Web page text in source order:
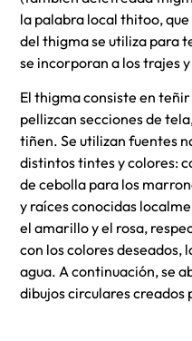
la palabra local thitoo,
del thigma se utiliza para
se incorporan a los trajes
El thigma consiste en
pellizcan secciones de
tiñen. Se utilizan fuentes
distintos tintes y colores:
de cebolla para los
y raíces conocidas
el amarillo y el rosa,
con los colores deseados,
agua. A continuación, se
dibujos circulares creados